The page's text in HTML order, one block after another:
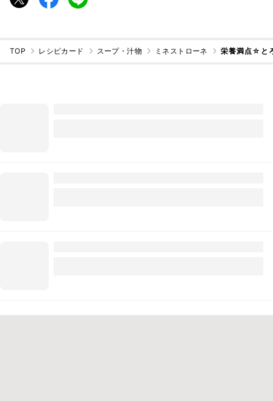
TOP レシピカード スープ・汁物 ミネストローネ 栄養満点☆と